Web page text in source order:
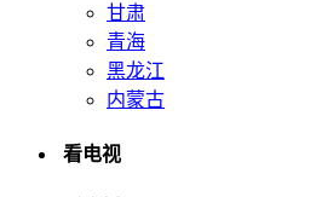
甘肃
青海
黑龙江
内蒙古
看电视